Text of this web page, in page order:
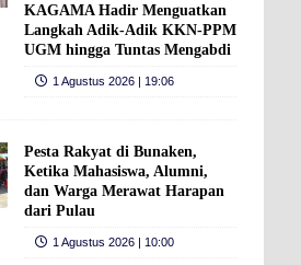
KAGAMA Hadir Menguatkan
Langkah Adik-Adik KKN-PPM
UGM hingga Tuntas Mengabdi
1 Agustus 2026 | 19:06
Pesta Rakyat di Bunaken,
Ketika Mahasiswa, Alumni,
dan Warga Merawat Harapan
dari Pulau
1 Agustus 2026 | 10:00